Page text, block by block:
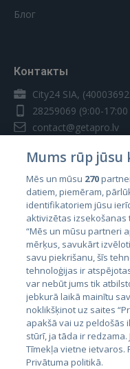
Блог
Контакты
City24 SIA,
28259069 (9:00-
contact@getapro.lv
Страны
Эстония
Латвия
Литва
Mums rūp
Mēs un mūsu 270
datiem, piemēram,
identifikatoriem jūsu
aktivizētas
“Mēs un mūsu partneri
mērķus, savukārt
savu piekrišanu, šīs
tehnoloģijas ir
var nebūt jums tik
jebkurā laikā mainītu
noklikšķinot uz saites
apakšā vai uz peldošās
stūrī, ja tāda ir
Tīmekļa vietne ietvaros.
Privātuma politikā.